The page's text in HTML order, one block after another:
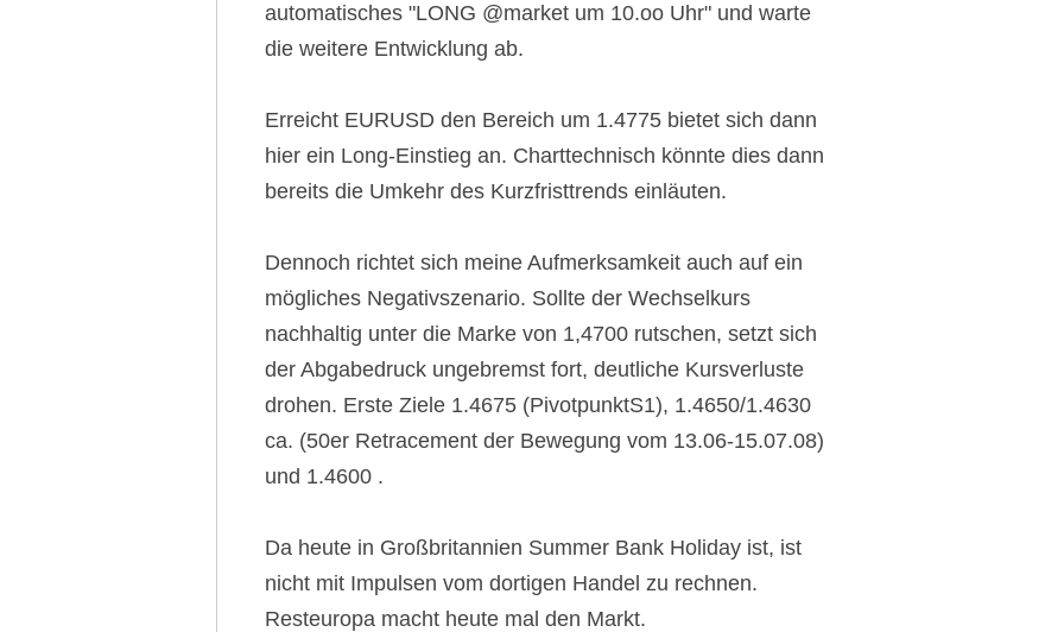
automatisches "LONG @market um 10.oo Uhr" und warte
die weitere Entwicklung ab.
Erreicht EURUSD den Bereich um 1.4775 bietet sich dann
hier ein Long-Einstieg an. Charttechnisch könnte dies dann
bereits die Umkehr des Kurzfristtrends einläuten.
Dennoch richtet sich meine Aufmerksamkeit auch auf ein
mögliches Negativszenario. Sollte der Wechselkurs
nachhaltig unter die Marke von 1,4700 rutschen, setzt sich
der Abgabedruck ungebremst fort, deutliche Kursverluste
drohen. Erste Ziele 1.4675 (PivotpunktS1), 1.4650/1.4630
ca. (50er Retracement der Bewegung vom 13.06-15.07.08)
und 1.4600 .
Da heute in Großbritannien Summer Bank Holiday ist, ist
nicht mit Impulsen vom dortigen Handel zu rechnen.
Resteuropa macht heute mal den Markt.